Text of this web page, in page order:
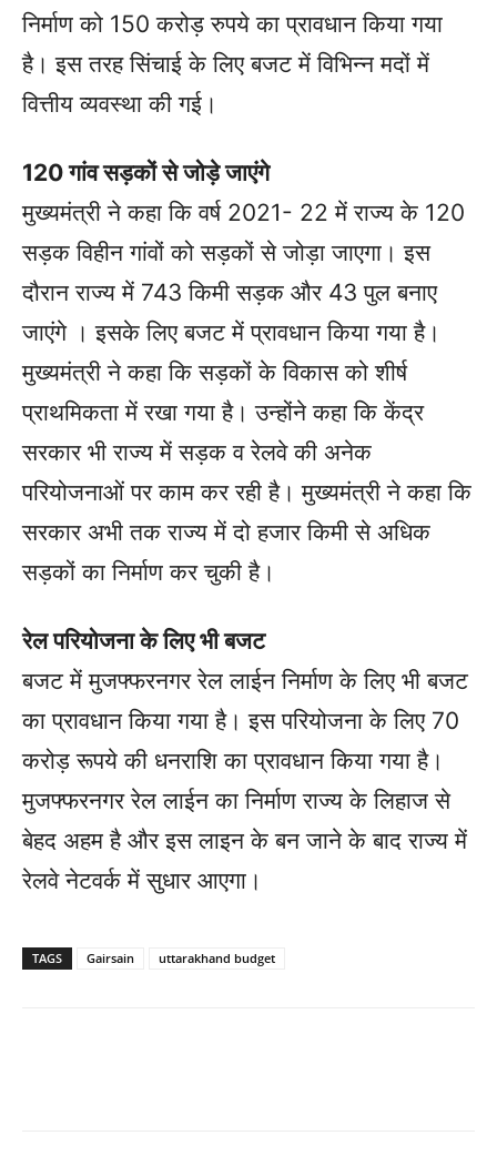
निर्माण को 150 करोड़ रुपये का प्रावधान किया गया
है। इस तरह सिंचाई के लिए बजट में विभिन्न मदों में
वित्तीय व्यवस्था की गई।
120 गांव सड़कों से जोड़े जाएंगे
मुख्यमंत्री ने कहा कि वर्ष 2021- 22 में राज्य के 120
सड़क विहीन गांवों को सड़कों से जोड़ा जाएगा। इस
दौरान राज्य में 743 किमी सड़क और 43 पुल बनाए
जाएंगे । इसके लिए बजट में प्रावधान किया गया है।
मुख्यमंत्री ने कहा कि सड़कों के विकास को शीर्ष
प्राथमिकता में रखा गया है। उन्होंने कहा कि केंद्र
सरकार भी राज्य में सड़क व रेलवे की अनेक
परियोजनाओं पर काम कर रही है। मुख्यमंत्री ने कहा कि
सरकार अभी तक राज्य में दो हजार किमी से अधिक
सड़कों का निर्माण कर चुकी है।
रेल परियोजना के लिए भी बजट
बजट में मुजफ्फरनगर रेल लाईन निर्माण के लिए भी बजट
का प्रावधान किया गया है। इस परियोजना के लिए 70
करोड़ रूपये की धनराशि का प्रावधान किया गया है।
मुजफ्फरनगर रेल लाईन का निर्माण राज्य के लिहाज से
बेहद अहम है और इस लाइन के बन जाने के बाद राज्य में
रेलवे नेटवर्क में सुधार आएगा।
TAGS Gairsain uttarakhand budget